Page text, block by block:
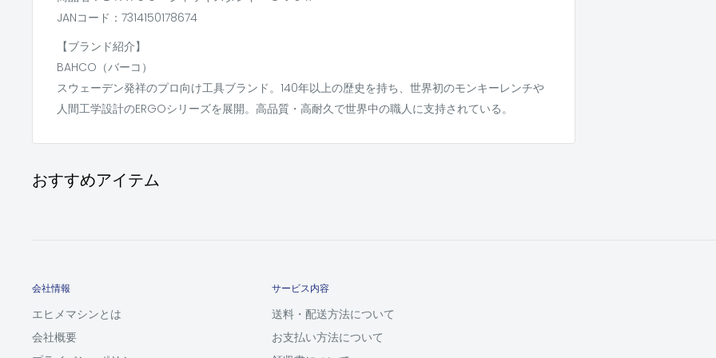
JANコード：7314150178674
【ブランド紹介】
BAHCO（バーコ）
スウェーデン発祥のプロ向け工具ブランド。140年以上の歴史を持ち、世界初のモンキーレンチや
人間工学設計のERGOシリーズを展開。高品質・高耐久で世界中の職人に支持されている。
おすすめアイテム
会社情報
エヒメマシンとは
会社概要
サービス内容
送料・配送方法について
お支払い方法について